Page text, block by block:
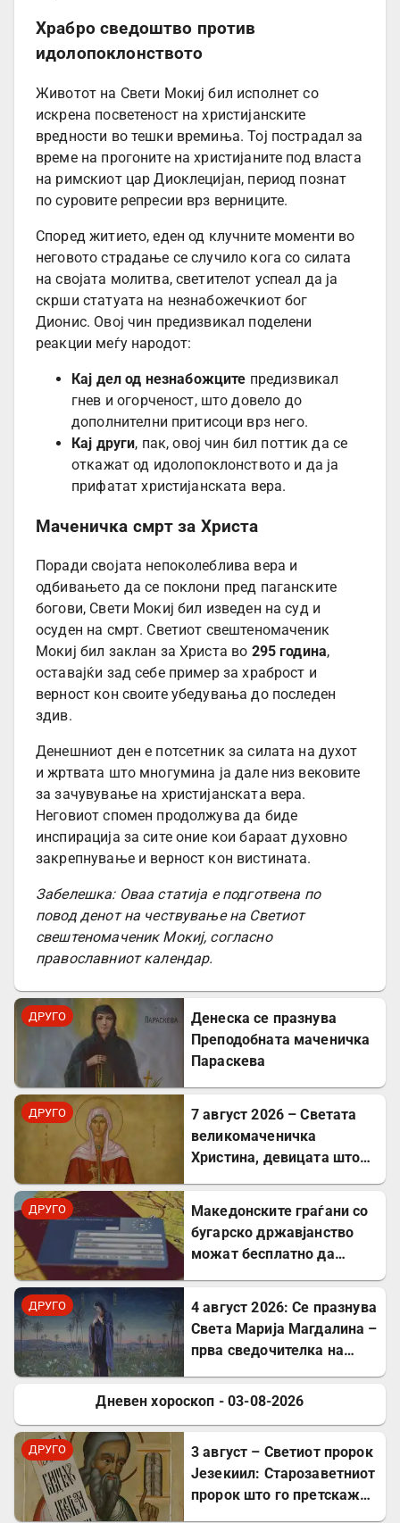
Храбро сведоштво против
идолопоклонството
Животот на Свети Мокиј бил исполнет со
искрена посветеност на христијанските
вредности во тешки времиња. Тој пострадал за
време на прогоните на христијаните под власта
на римскиот цар Диоклецијан, период познат
по суровите репресии врз верниците.
Според житието, еден од клучните моменти во
неговото страдање се случило кога со силата
на својата молитва, светителот успеал да ја
скрши статуата на незнабожечкиот бог
Дионис. Овој чин предизвикал поделени
реакции меѓу народот:
Кај дел од незнабожците предизвикал
гнев и огорченост, што довело до
дополнителни притисоци врз него.
Кај други, пак, овој чин бил поттик да се
откажат од идолопоклонството и да ја
прифатат христијанската вера.
Маченичка смрт за Христа
Поради својата непоколеблива вера и
одбивањето да се поклони пред паганските
богови, Свети Мокиј бил изведен на суд и
осуден на смрт. Светиот свештеномаченик
Мокиј бил заклан за Христа во 295 година,
оставајќи зад себе пример за храброст и
верност кон своите убедувања до последен
здив.
Денешниот ден е потсетник за силата на духот
и жртвата што многумина ја дале низ вековите
за зачувување на христијанската вера.
Неговиот спомен продолжува да биде
инспирација за сите оние кои бараат духовно
закрепнување и верност кон вистината.
Забелешка: Оваа статија е подготвена по
повод денот на чествување на Светиот
свештеномаченик Мокиј, согласно
православниот календар.
ДРУГО
Денеска се празнува
Преподобната маченичка
Параскева
ДРУГО
7 август 2026 – Светата
великомаченичка
Христина, девицата што
ДРУГО
Mакедонските граѓани со
бугарско државјанство
можат бесплатно да
ДРУГО
4 август 2026: Се празнува
Света Марија Магдалина –
прва сведочителка на
ДРУГО
Дневен хороскоп - 03-08-2026
ДРУГО
3 август – Светиот пророк
Језекиил: Старозаветниот
пророк што го претскажа